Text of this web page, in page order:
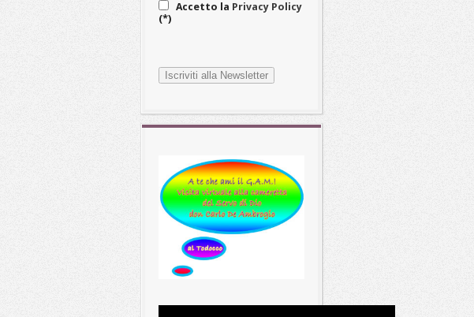
Accetto la Privacy Policy
(*)